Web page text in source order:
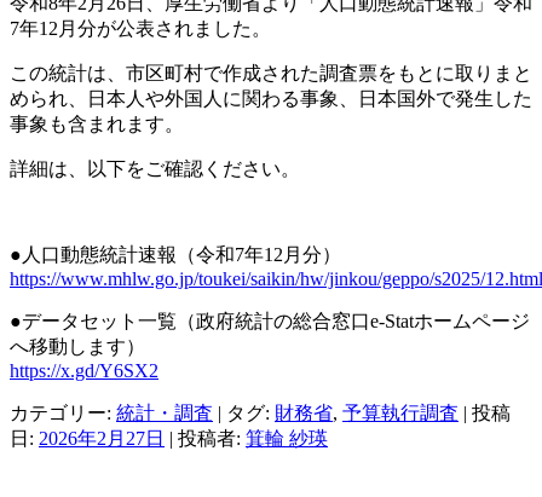
7年12月分が公表されました。
この統計は、市区町村で作成された調査票をもとに取りまと
められ、日本人や外国人に関わる事象、日本国外で発生した
事象も含まれます。
詳細は、以下をご確認ください。
●人口動態統計速報（令和7年12月分）
https://www.mhlw.go.jp/toukei/saikin/hw/jinkou/geppo/s2025/12.html
●データセット一覧（政府統計の総合窓口e-Statホームページ
へ移動します）
https://x.gd/Y6SX2
カテゴリー: 統計・調査 | タグ: 財務省, 予算執行調査 | 投稿
日: 2026年2月27日 | 投稿者: 箕輪 紗瑛